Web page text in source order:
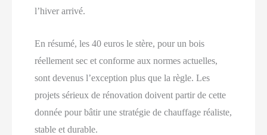
l’hiver arrivé.
En résumé, les 40 euros le stère, pour un bois
réellement sec et conforme aux normes actuelles,
sont devenus l’exception plus que la règle. Les
projets sérieux de rénovation doivent partir de cette
donnée pour bâtir une stratégie de chauffage réaliste,
stable et durable.